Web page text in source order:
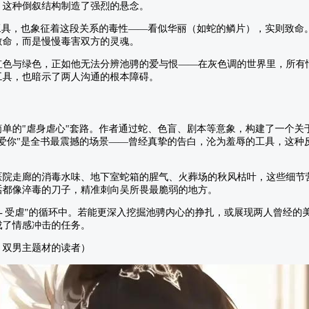
种倒叙结构制造了强烈的悬念。
，也象征着这段关系的毒性——看似华丽（如蛇的鳞片），实则致命
，而是慢慢毒害双方的灵魂。
与绿色，正如他无法分辨池骋的爱与恨——在灰色调的世界里，所有
，也暗示了两人沟通的根本障碍。
的"虐身虐心"套路。作者通过蛇、色盲、剧本等意象，构建了一个关
你"是全书最震撼的场景——曾经真挚的告白，沦为羞辱的工具，这种
走廊的消毒水味、地下室蛇箱的腥气、火葬场的秋风枯叶，这些细节
像淬毒的刀子，精准刺向吴所畏最脆弱的地方。
虐"的循环中。若能更深入挖掘池骋内心的挣扎，或展现两人曾经的
情感冲击的任务。
男主题材的读者）